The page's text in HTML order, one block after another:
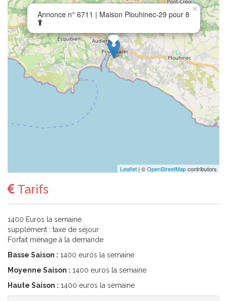
Annonce n° 6711 | Maison Plouhinec-29 pour 8
×
Leaflet | ©OpenStreetMapcontributors
Tarifs
1400 Euros la semaine
supplément : taxe de séjour
Forfait ménage à la demande
Basse Saison : 1400 euros la semaine
Moyenne Saison : 1400 euros la semaine
Haute Saison : 1400 euros la semaine